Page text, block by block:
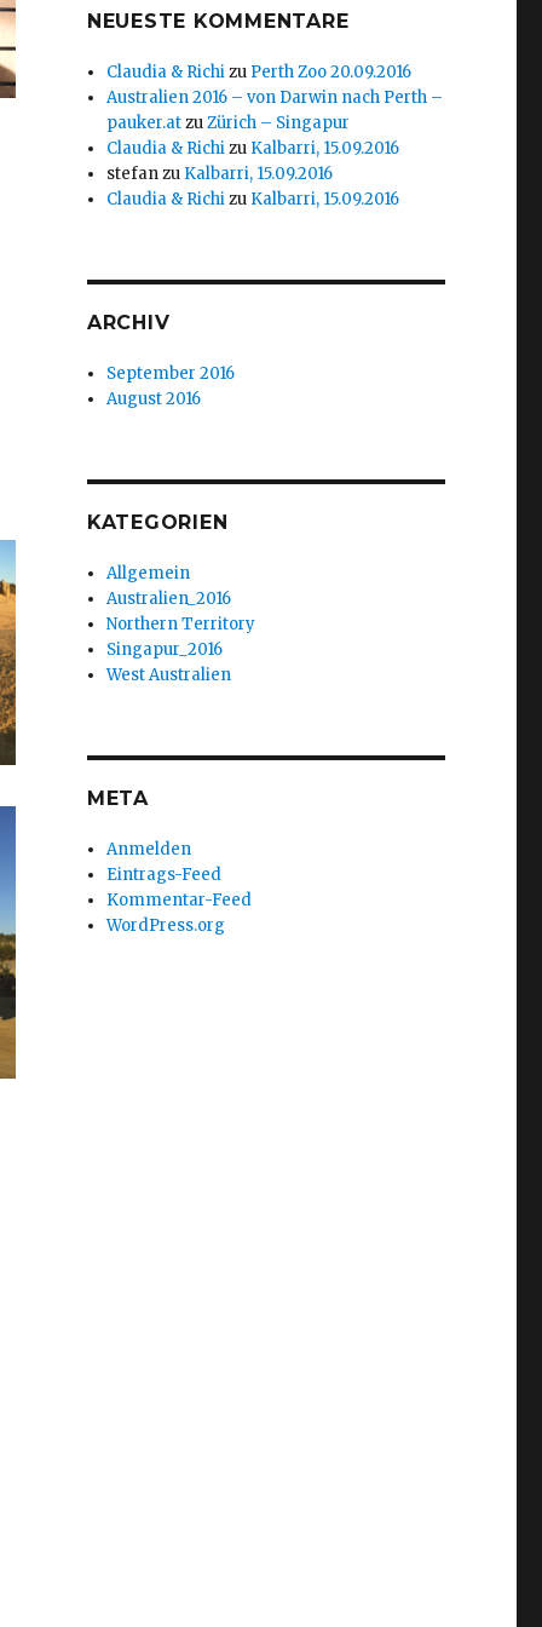
NEUESTE KOMMENTARE
Claudia & Richizu Perth Zoo 20.09.2016
Australien 2016 – von Darwin nach Perth –
pauker.atzuZürich – Singapur
Claudia & Richizu Kalbarri, 15.09.2016
stefanzu Kalbarri, 15.09.2016
Claudia & Richizu Kalbarri, 15.09.2016
ARCHIV
September 2016
August 2016
KATEGORIEN
Allgemein
Australien_2016
Northern Territory
Singapur_2016
West Australien
META
Anmelden
Eintrags-Feed
Kommentar-Feed
WordPress.org